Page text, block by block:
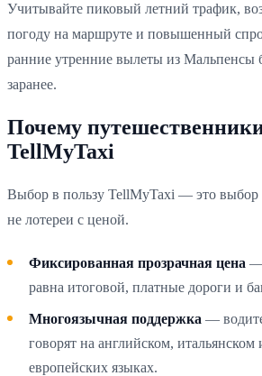
Учитывайте пиковый летний трафик,
погоду на маршруте и повышенный
ранние утренние вылеты из Мальпенсы
заранее.
Почему
TellMyTaxi
Выбор в пользу TellMyTaxi — это выбор
не лотереи с ценой.
Фиксированная прозрачная цена —
равна итоговой, платные дороги и
Многоязычная поддержка —
говорят на английском,
европейских языках.